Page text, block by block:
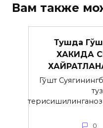
Вам также
Тушда
ХАКИДА
Гўшт
0